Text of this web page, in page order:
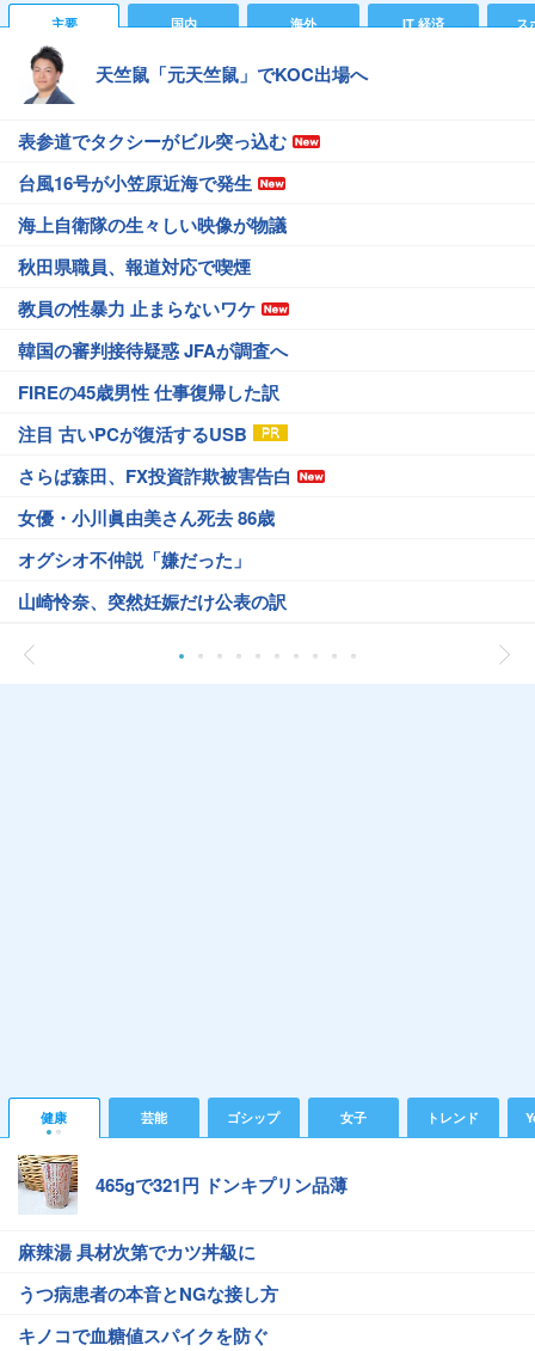
主要 国内 海外 IT 経済 ス
天竺鼠「元天竺鼠」でKOC出場へ
表参道でタクシーがビル突っ込む
台風16号が小笠原近海で発生
海上自衛隊の生々しい映像が物議
秋田県職員、報道対応で喫煙
教員の性暴力 止まらないワケ
韓国の審判接待疑惑 JFAが調査へ
FIREの45歳男性 仕事復帰した訳
注目 古いPCが復活するUSB
さらば森田、FX投資詐欺被害告白
女優・小川眞由美さん死去 86歳
オグシオ不仲説「嫌だった」
山崎怜奈、突然妊娠だけ公表の訳
健康 芸能 ゴシップ 女子 トレンド
465gで321円 ドンキプリン品薄
麻辣湯 具材次第でカツ丼級に
うつ病患者の本音とNGな接し方
キノコで血糖値スパイクを防ぐ